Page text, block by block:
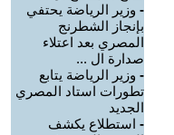
- وزير الرياضة يحتفي
بإنجاز الشطرنج
المصري بعد اعتلاء
صدارة ال ...
- وزير الرياضة يتابع
تطورات استاد المصري
الجديد
- استطلاع يكشف